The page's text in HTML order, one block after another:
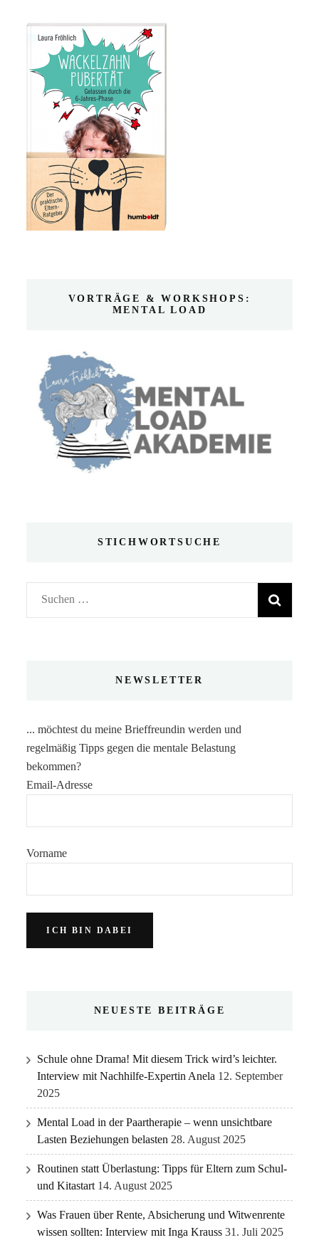
VORTRÄGE & WORKSHOPS:
MENTAL LOAD
STICHWORTSUCHE
Suchen
nach:
NEWSLETTER
... möchtest du meine Brieffreundin werden und
regelmäßig Tipps gegen die mentale Belastung
bekommen?
Email-Adresse
Vorname
NEUESTE BEITRÄGE
Schule ohne Drama! Mit diesem Trick wird’s leichter.
Interview mit Nachhilfe-Expertin Anela 12. September
2025
Mental Load in der Paartherapie – wenn unsichtbare
Lasten Beziehungen belasten 28. August 2025
Routinen statt Überlastung: Tipps für Eltern zum Schul-
und Kitastart 14. August 2025
Was Frauen über Rente, Absicherung und Witwenrente
wissen sollten: Interview mit Inga Krauss 31. Juli 2025